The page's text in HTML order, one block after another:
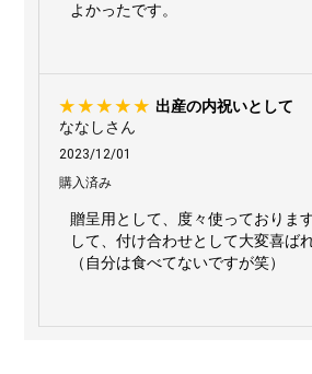
よかったです。
出産の内祝いとして
ななしさん
2023/12/01
購入済み
贈呈用として、度々使っておりま
して、付け合わせとして大変喜ば
（自分は食べてないですが笑）